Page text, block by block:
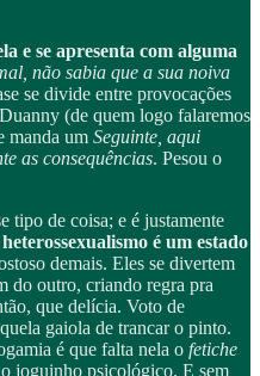
e se apresenta com alguma
não sabia que a sua noiva
se divide entre provocações
(de quem logo falaremos
manda um Seguinte, aqui
as consequências. Pesou o
tipo de coisa; e é justamente
é um estado
demais. Eles se divertem
do outro, criando regra pra
que delícia. Voto de
gaiola de trancar o pinto.
é que falta nela o fetiche
joguinho psicológico. E sem